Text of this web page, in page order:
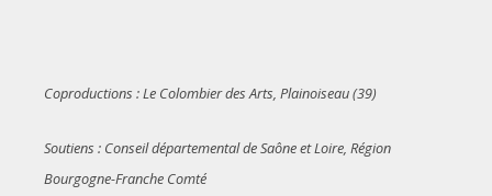
Coproductions : Le Colombier des Arts, Plainoiseau (39)
Soutiens : Conseil départemental de Saône et Loire, Région
Bourgogne-Franche Comté